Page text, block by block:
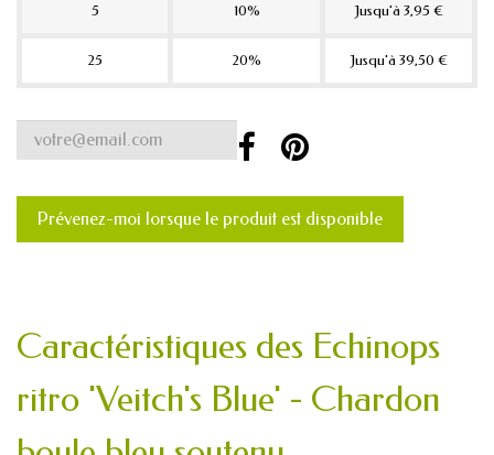
5 10% Jusqu'à 3,95 €
25 20% Jusqu'à 39,50 €
Prévenez-moi lorsque le produit est disponible
Caractéristiques des Echinops
ritro 'Veitch's Blue' - Chardon